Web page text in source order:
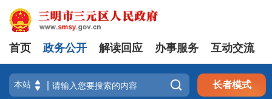
首页 政务公开 解读回应 办事服务 互动交流
 长者模式